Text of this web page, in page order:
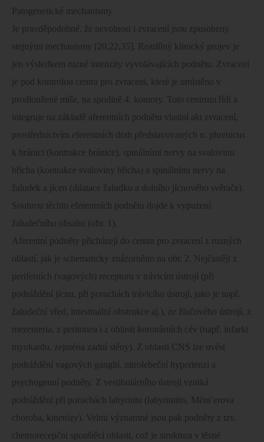
Patogenetické mechanismy
Je pravděpodobné, že nevolnost i zvracení jsou zpusobeny
stejnými mechanismy [20,22,35]. Rozdílný klinický projev je
jen výsledkem ruzné intenzity vyvolávajících podnětu. Zvracení
je pod kontrolou centra pro zvracení, které je umístěno v
prodloužené míše, na spodině 4. komory. Toto centrum řídí a
integruje na základě aferentních podnětu vlastní akt zvracení,
prostřednictvím eferentních drah představovaných n. phrenicus
k bránici (kontrakce bránice), spinálními nervy na svalovinu
břicha (kontrakce svaloviny břicha) a spinálními nervy na
žaludek a jícen (dilatace žaludku a dolního jícnového svěrače).
Souhrou těchto eferentních podnětu dojde k vypuzení
žaludečního obsahu (obr. 1).
Aferentní podněty přicházejí do centra pro zvracení z ruzných
oblastí, jak je schematicky znázorněno na obr. 2. Nejčastěji z
periferních (vagových) receptoru v trávicím ústrojí (při
podráždění jícnu, při poruchách trávicího ústrojí, jako je např.
žaludeční vřed, intestinální obstrukce aj.), ze žlučového ústrojí, z
mezenteria, z peritonea i z oblasti koronárních cév (např. infarkt
myokardu, zejména zadní stěny). Z oblasti CNS lze uvést
podráždění vagových ganglií, nitrolebeční hypertenzi a
psychogenní podněty. Z vestibulárního ústrojí vzniká
podráždění při poruchách labyrintu (labyrintitis, Méni`erova
choroba, kinetózy). Velmi významné jsou pak podněty z tzv.
chemorecepční spouštěcí oblasti, což je struktura v těsné